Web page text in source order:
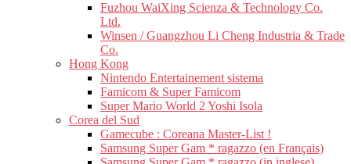
Fuzhou WaiXing Scienza & Technology Co.
Ltd.
Winsen / Guangzhou Li Cheng Industria & Trade
Co.
Hong Kong
Nintendo Entertainement sistema
Famicom & Super Famicom
Super Mario World 2 Yoshi Isola
Corea del Sud
Gamecube : Coreana Master-List !
Samsung Super Gam * ragazzo (en Français)